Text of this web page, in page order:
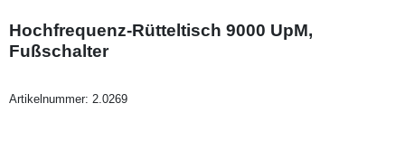
Hochfrequenz-Rütteltisch 9000 UpM,
Fußschalter
Artikelnummer: 2.0269